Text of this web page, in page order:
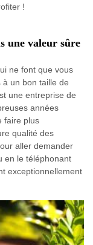
!
une valeur sûre
ne font que vous
un bon taille de
une entreprise de
années
faire plus
qualité des
aller demander
en le téléphonant
exceptionnellement